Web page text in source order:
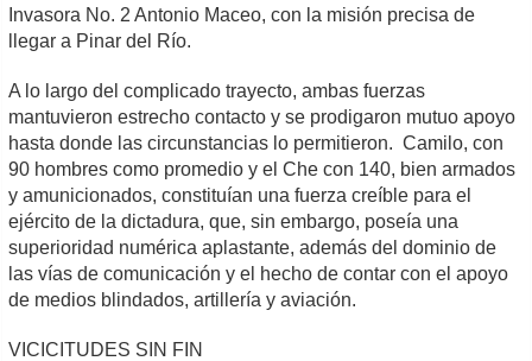
Invasora No. 2 Antonio Maceo, con la misión precisa de
llegar a Pinar del Río.
A lo largo del complicado trayecto, ambas fuerzas
mantuvieron estrecho contacto y se prodigaron mutuo apoyo
hasta donde las circunstancias lo permitieron. Camilo, con
90 hombres como promedio y el Che con 140, bien armados
y amunicionados, constituían una fuerza creíble para el
ejército de la dictadura, que, sin embargo, poseía una
superioridad numérica aplastante, además del dominio de
las vías de comunicación y el hecho de contar con el apoyo
de medios blindados, artillería y aviación.
VICICITUDES SIN FIN